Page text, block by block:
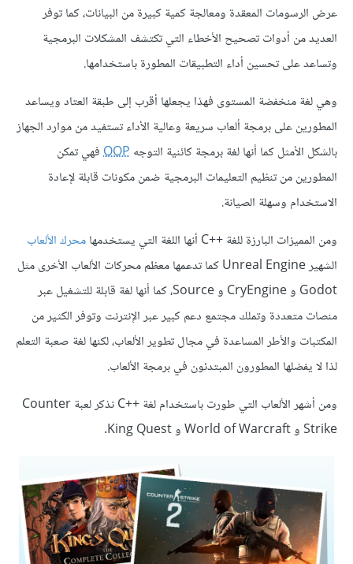
عرض الرسومات المعقدة ومعالجة كمية كبيرة من البيانات، كما توفر
العديد من أدوات تصحيح الأخطاء التي تكتشف المشكلات البرمجية
وتساعد على تحسين أداء التطبيقات المطورة باستخدامها.
وهي لغة منخفضة المستوى فهذا يجعلها أقرب إلى طبقة العتاد ويساعد
المطورين على برمجة ألعاب سريعة وعالية الأداء تستفيد من موارد الجهاز
بالشكل الأمثل كما أنها لغة برمجة كائنية التوجه OOPفهي تمكن
المطورين من تنظيم التعليمات البرمجية ضمن مكونات قابلة لإعادة
الاستخدام وسهلة الصيانة.
ومن المميزات البارزة للغة C++‎ أنها اللغة التي يستخدمها
محرك الألعاب
الشهير Unreal Engine كما تدعمها معظم محركات الألعاب الأخرى مثل
Godot و CryEngine و Source، كما أنها لغة قابلة للتشغيل عبر
منصات متعددة وتملك مجتمع دعم كبير عبر الإنترنت وتوفر الكثير من
المكتبات والأطر المساعدة في مجال تطوير الألعاب، لكنها لغة صعبة التعلم
لذا لا يفضلها المطورون المبتدئون في برمجة الألعاب.
ومن أشهر الألعاب التي طورت باستخدام لغة C++‎ نذكر لعبة Counter
Strike و World of Warcraft و King Quest.